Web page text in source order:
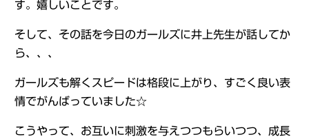
す。嬉しいことです。
そして、その話を今日のガールズに井上先生が話してか
ら、、、
ガールズも解くスピードは格段に上がり、すごく良い表
情でがんばっていました☆
こうやって、お互いに刺激を与えつつもらいつつ、成長